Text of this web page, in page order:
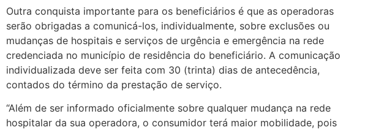
Outra conquista importante para os beneficiários é que as operadoras
serão obrigadas a comunicá-los, individualmente, sobre exclusões ou
mudanças de hospitais e serviços de urgência e emergência na rede
credenciada no município de residência do beneficiário. A comunicação
individualizada deve ser feita com 30 (trinta) dias de antecedência,
contados do término da prestação de serviço.
“Além de ser informado oficialmente sobre qualquer mudança na rede
hospitalar da sua operadora, o consumidor terá maior mobilidade, pois